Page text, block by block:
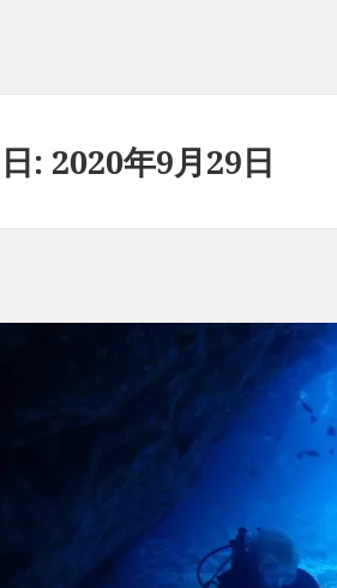
日: 2020年9月29日